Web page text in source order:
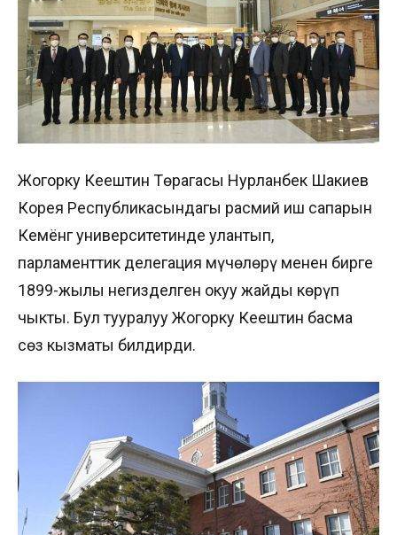
Жогорку Кеңештин Төрагасы Нурланбек Шакиев
Корея Республикасындагы расмий иш сапарын
Кемёнг университетинде улантып,
парламенттик делегация мүчөлөрү менен бирге
1899-жылы негизделген окуу жайды көрүп
чыкты. Бул тууралуу Жогорку Кеңештин басма
сөз кызматы билдирди.